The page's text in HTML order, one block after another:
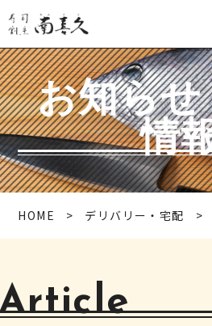
お知らせ
情
HOME デリバリー・宅配